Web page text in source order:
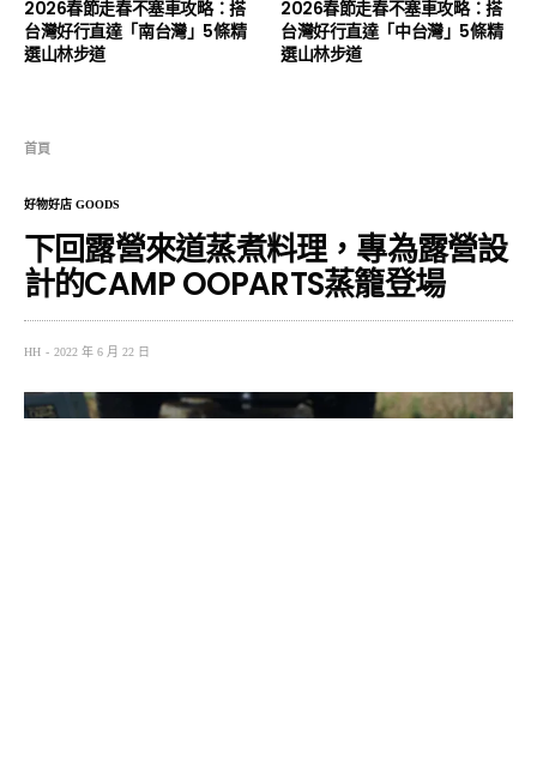
2026春節走春不塞車攻略：搭
台灣好行直達「南台灣」5條精
選山林步道
2026春節走春不塞車攻略：搭
台灣好行直達「中台灣」5條精
選山林步道
首頁
好物好店 GOODS
下回露營來道蒸煮料理，專為露營設
計的CAMP OOPARTS蒸籠登場
HH 2022 年 6 月 22 日